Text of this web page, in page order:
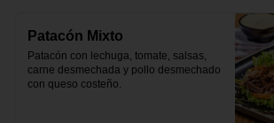
Patacón Mixto
Patacón con lechuga, tomate, salsas,
carne desmechada y pollo desmechado
con queso costeño.